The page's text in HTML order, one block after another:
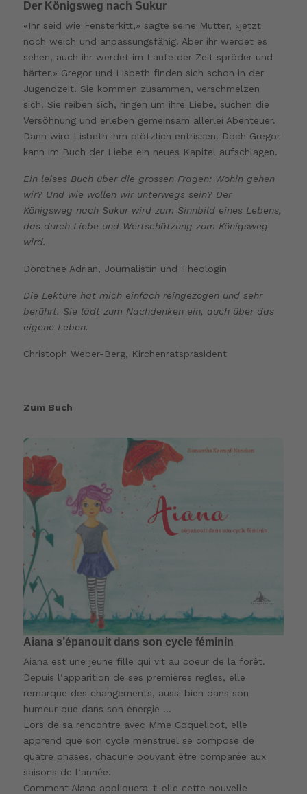
Der Königsweg nach Sukur
«Ihr seid wie Fensterkitt,» sagte seine Mutter, «jetzt
noch weich und anpassungsfähig. Aber ihr werdet es
sehen, auch ihr werdet im Laufe der Zeit spröder und
härter.» Gregor und Lisbeth finden sich schon in der
Jugendzeit. Sie kommen zusammen, verschmelzen
sich. Sie reiben sich, ringen um ihre Liebe, suchen die
Versöhnung und erleben gemeinsam allerlei Abenteuer.
Dann wird Lisbeth ihm plötzlich entrissen. Doch Gregor
kann im Buch der Liebe ein neues Kapitel aufschlagen.
Ein leises Buch über die grossen Fragen: Wohin gehen
wir? Und wie wollen wir unterwegs sein? Der
Königsweg nach Sukur wird zum Sinnbild eines Lebens,
das durch Liebe und Wertschätzung zum Königsweg
wird.
Dorothee Adrian, Journalistin und Theologin
Die Lektüre hat mich einfach reingezogen und sehr
berührt. Sie lädt zum Nachdenken ein, auch über das
eigene Leben.
Christoph Weber-Berg, Kirchenratspräsident
Zum Buch
Aiana s’épanouit dans son cycle féminin
Aiana est une jeune fille qui vit au coeur de la forêt.
Depuis l‘apparition de ses premières règles, elle
remarque des changements, aussi bien dans son
humeur que dans son énergie …
Lors de sa rencontre avec Mme Coquelicot, elle
apprend que son cycle menstruel se compose de
quatre phases, chacune pouvant être comparée aux
saisons de l‘année.
Comment Aiana appliquera-t-elle cette nouvelle